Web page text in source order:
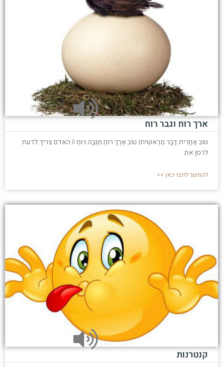
ארך רוח וגבר רוח
טוֹב אַחֲרִית דָּבָר מֵרֵאשִׁיתוֹ טוֹב אֶרֶךְ רוּחַ מִגְּבַהּ רוּחַ ◊ האדם צריך לדעת
לרסן את
להמשך לחצו כאן >>
קנטרנות